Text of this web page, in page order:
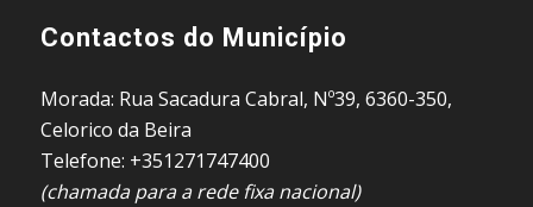
Contactos do Município
Morada: Rua Sacadura Cabral, Nº39, 6360-350,
Celorico da Beira
Telefone: +351271747400
(chamada para a rede fixa nacional)